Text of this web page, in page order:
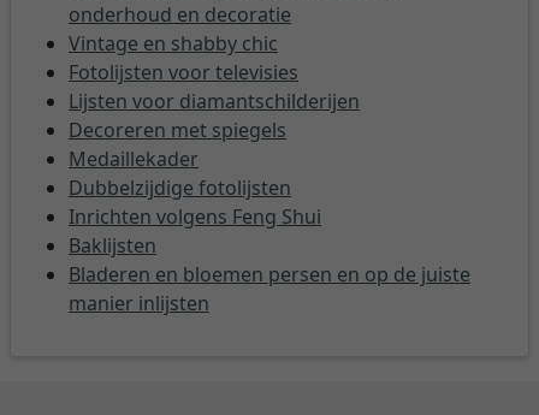
onderhoud en decoratie
Vintage en shabby chic
Fotolijsten voor televisies
Lijsten voor diamantschilderijen
Decoreren met spiegels
Medaillekader
Dubbelzijdige fotolijsten
Inrichten volgens Feng Shui
Baklijsten
Bladeren en bloemen persen en op de juiste
manier inlijsten